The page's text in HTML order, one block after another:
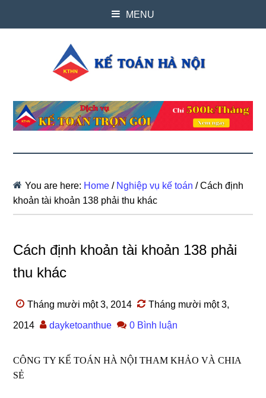
MENU
You are here: Home / Nghiệp vụ kế toán /Cách định
khoản tài khoản 138 phải thu khác
Cách định khoản tài khoản 138 phải
thu khác
Tháng mười một 3, 2014 Tháng mười một 3,
2014 dayketoanthue 0 Bình luận
CÔNG TY KẾ TOÁN HÀ NỘI THAM KHẢO VÀ CHIA
SẺ